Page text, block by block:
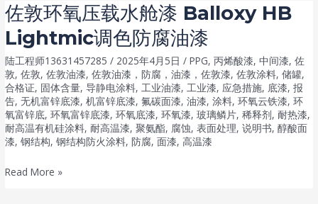
结
防
锈
油
漆
浆
惰
共
聚
物
耐
高
漆
佐敦环氧压载水舱漆 Balloxy HB
Lightmic调色防腐油漆
陆工程师13631457285/ 2025年4月5日/PPG,丙烯酸漆,中间漆,佐
敦,佐敦,佐敦油漆,佐敦油漆，防腐，油漆，佐敦漆,佐敦涂料,储罐,
合格证, 固体含量,导静电涂料,工业油漆,工业漆, 应急措施, 底漆,报
告,无机富锌底漆,机富锌底漆,氟碳面漆,油漆,涂料,环氧云铁漆,环
氧富锌底,环氧富锌底漆,环氧底漆,环氧漆,玻璃鳞片,稀释剂, 耐热漆,
耐高温有机硅涂料, 耐高温漆,聚氨酯, 腐蚀,表面处理,说明书,醇酸面
漆,钢结构,钢结构防火涂料, 防腐,面漆,高温漆
佐
Read More »